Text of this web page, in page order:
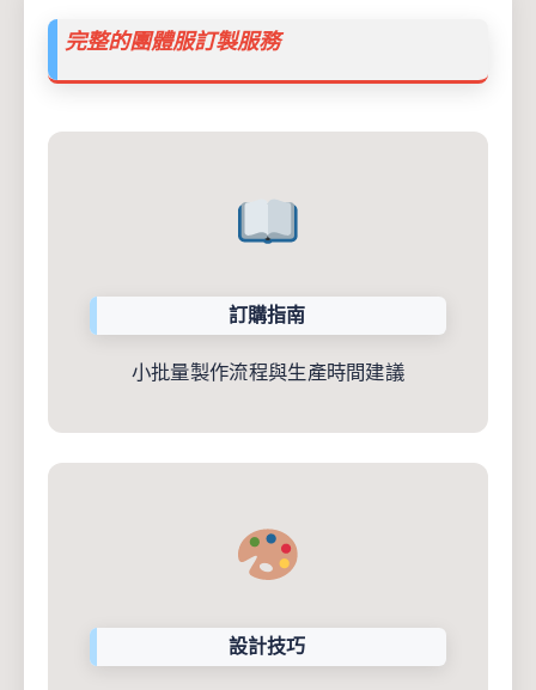
完整的團體服訂製服務
訂購指南
小批量製作流程與生產時間建議
設計技巧